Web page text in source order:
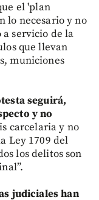
el 'plan
lo necesario y no
a servicio de la
que llevan
municiones
seguirá,
y no
carcelaria y no
Ley 1709 del
los delitos son
judiciales han